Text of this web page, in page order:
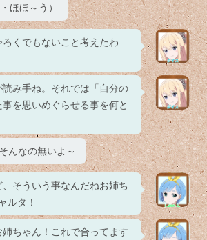
・ほほ～う）
ろくでもないこと考えたわ
読み手ね。それでは「自分の
事を思いめぐらせる事を何と
んなの無いよ～
、そういう事なんだねお姉ち
ルタ！
姉ちゃん！これで合ってます